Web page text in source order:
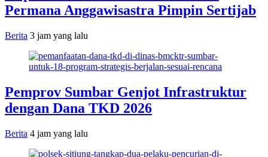
Permana Anggawisastra Pimpin Sertijab
Berita 3 jam yang lalu
Pemprov Sumbar Genjot Infrastruktur
dengan Dana TKD 2026
Berita 4 jam yang lalu